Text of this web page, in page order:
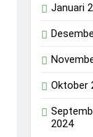
Januari
Oktober
2024